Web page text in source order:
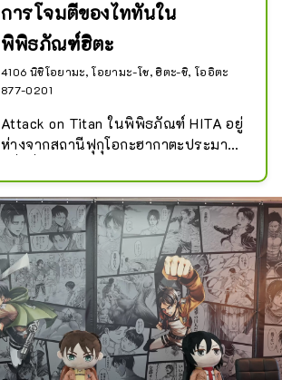
การโจมตีของไททันใน
พิพิธภัณฑ์ฮิตะ
4106 นิชิโอยามะ, โอยามะ-โช, ฮิตะ-ชิ, โออิตะ
877-0201
Attack on Titan ในพิพิธภัณฑ์ HITA อยู่
ห่างจากสถานีฟุกุโอกะฮากาตะประมาณ
ประติมากรรมสามมิติของยักษ์ขนาด
มหึมาและประติมากรรมขนาดเล็กต่างๆ
ดึงดูดสายตาคุณ ต้นฉบับที่เขียนด้วย
ลายมือของดร.อิซายามะจัดแสดงอยู่บน
ผนัง รวมถึงผลงานและภาพถ่ายจากวัย
เด็กและวัยรุ่นของเขา